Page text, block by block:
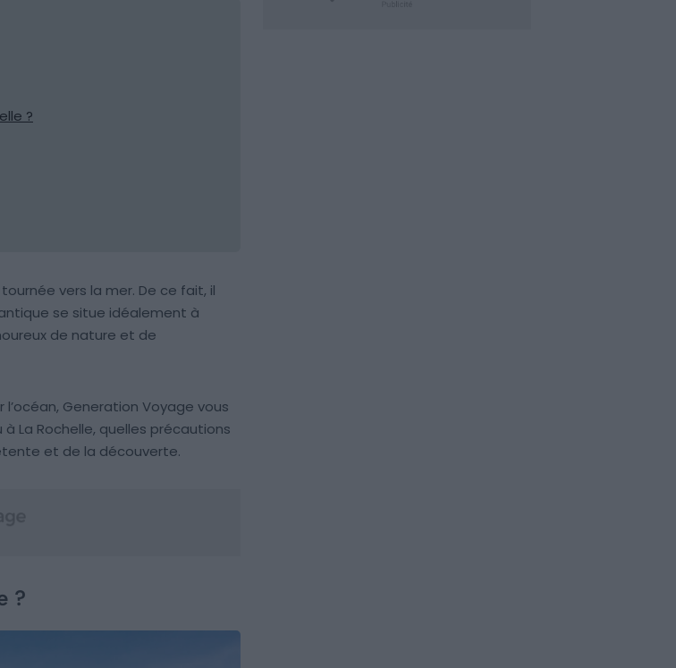
?
vers la mer. De ce fait, il
se situe idéalement à
de nature et de
Generation Voyage vous
La Rochelle, quelles précautions
et de la découverte.
?